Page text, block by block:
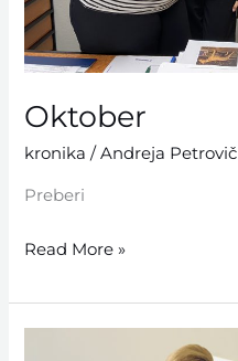
Oktober
kronika /Andreja Petrovič
Preberi
Read More »